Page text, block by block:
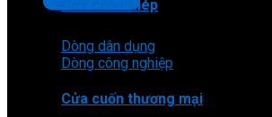
Cửa cuốn thép
Dòng dân dụng
Dòng công nghiệp
Cửa cuốn thương mại